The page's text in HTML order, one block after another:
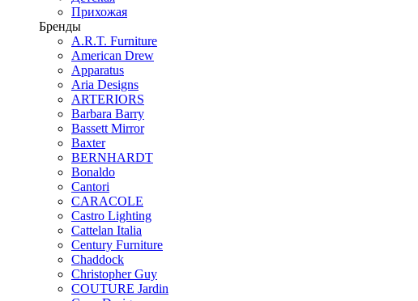
Прихожая
Бренды
A.R.T. Furniture
American Drew
Apparatus
Aria Designs
ARTERIORS
Barbara Barry
Bassett Mirror
Baxter
BERNHARDT
Bonaldo
Cantori
CARACOLE
Castro Lighting
Cattelan Italia
Century Furniture
Chaddock
Christopher Guy
COUTURE Jardin